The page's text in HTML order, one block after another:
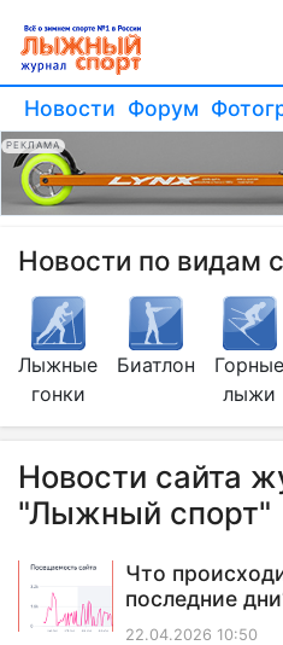
Новости Форум
РЕКЛАМА
Новости по видам
Лыжные
гонки
Биатлон
Горные
лыжи
Новости сайта
"Лыжный спорт"
Что
последние
22.04.2026 10:50